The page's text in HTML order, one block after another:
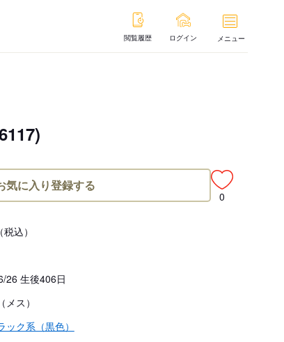
閲覧履歴 ログイン メニュー
気に入り登録する
0
（税込）
26 生後406日
ス）
ック系（黒色）